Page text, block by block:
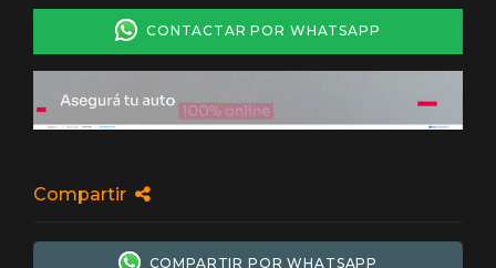
CONTACTAR POR WHATSAPP
Compartir
COMPARTIR POR WHATSAPP